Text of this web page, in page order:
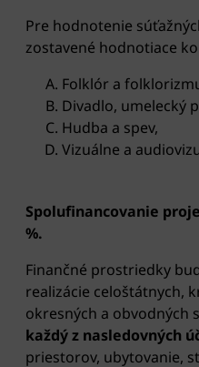
Pre hodnotenie
zostavené hodnotiace
Folklór a
Divadlo, umelecký
Hudba a spev,
Vizuálne a
Spolufinancovanie
%.
Finančné prostriedky
realizácie celoštátnych,
okresných a obvodných
každý z nasledovných
priestorov, ubytovanie,